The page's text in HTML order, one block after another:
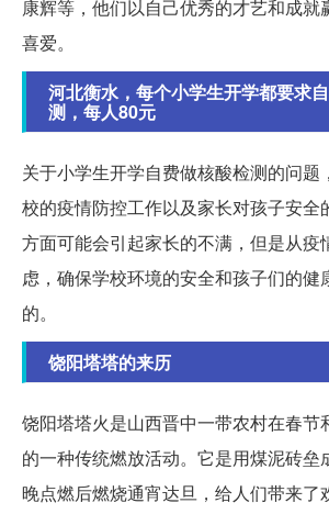
康辉等，他们以自己优秀的才艺和成就
喜爱。
河北衡水，每个小学生开学都要求
测，每人80元
关于小学生开学自费做核酸检测的问题
校的疫情防控工作以及家长对孩子安全
方面可能会引起家长的不满，但是从疫
虑，确保学校环境的安全和孩子们的健
的。
饶阳塔塔的来历
饶阳塔塔火是山西晋中一带农村在春节
的一种传统燃放活动。它是用煤泥砖垒
晚点燃后燃烧通宵达旦，给人们带来了